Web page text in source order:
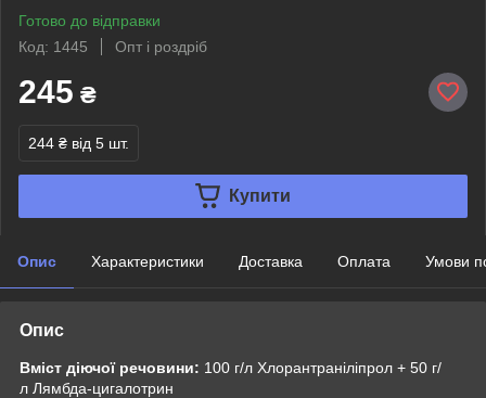
Готово до відправки
Код: 1445
Опт і роздріб
245 ₴
244 ₴ від 5 шт.
Купити
Опис Характеристики Доставка Оплата Умови
Опис
Вміст діючої речовини: 100 г/л Хлорантраніліпрол + 50 г/
л Лямбда-цигалотрин